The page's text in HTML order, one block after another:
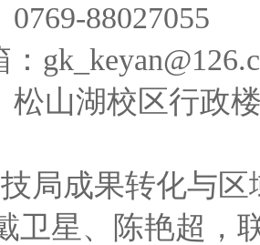
88027055
山湖校区行政
局成果转化与区
卫星、陈艳超，